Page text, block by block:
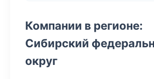
Компании в регионе:
Сибирский
округ